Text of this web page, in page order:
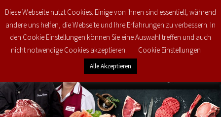
€0,00 0
Diese Webseite nutzt Cookies. Einige von ihnen sind essentiell, während
andere uns helfen, die Webseite und Ihre Erfahrungen zu verbessern. In
den Cookie Einstellungen können Sie eine Auswahl treffen und auch
nicht notwendige Cookies akzeptieren.
Cookie Einstellungen
Alle Akzeptieren